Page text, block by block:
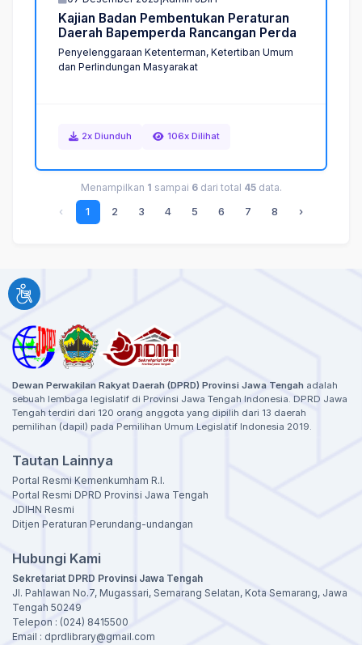
Kajian Badan Pembentukan Peraturan
Daerah Bapemperda Rancangan Perda
Penyelenggaraan Ketenterman, Ketertiban Umum
dan Perlindungan Masyarakat
2x Diunduh 106x Dilihat
Menampilkan 1 sampai 6dari total 45data.
‹ 1 2 3 4 5 6 7 8 ›
Dewan Perwakilan Rakyat Daerah (DPRD) Provinsi Jawa Tengah adalah
sebuah lembaga legislatif di Provinsi Jawa Tengah Indonesia. DPRD Jawa
Tengah terdiri dari 120 orang anggota yang dipilih dari 13 daerah
pemilihan (dapil) pada Pemilihan Umum Legislatif Indonesia 2019.
Tautan Lainnya
Portal Resmi Kemenkumham R.I.
Portal Resmi DPRD Provinsi Jawa Tengah
JDIHN Resmi
Ditjen Peraturan Perundang-undangan
Hubungi Kami
Sekretariat DPRD Provinsi Jawa Tengah
Jl. Pahlawan No.7, Mugassari, Semarang Selatan, Kota Semarang, Jawa
Tengah 50249
Telepon : (024) 8415500
Email : dprdlibrary@gmail.com